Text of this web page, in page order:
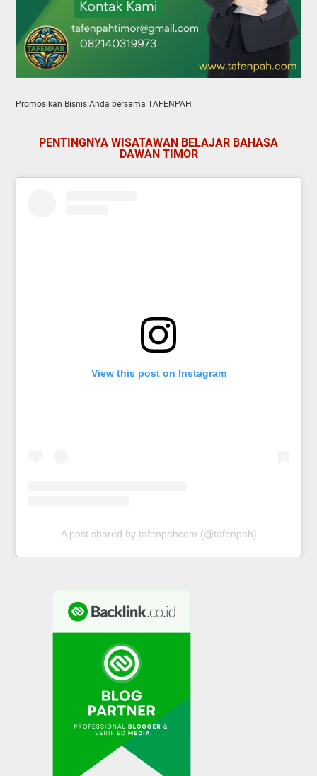
Promosikan Bisnis Anda bersama TAFENPAH
PENTINGNYA WISATAWAN BELAJAR BAHASA
DAWAN TIMOR
View this post on Instagram
A post shared by tafenpahcom (@tafenpah)